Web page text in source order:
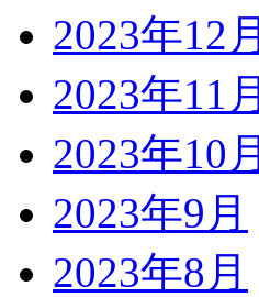
2023年12月
2023年11月
2023年10月
2023年9月
2023年8月